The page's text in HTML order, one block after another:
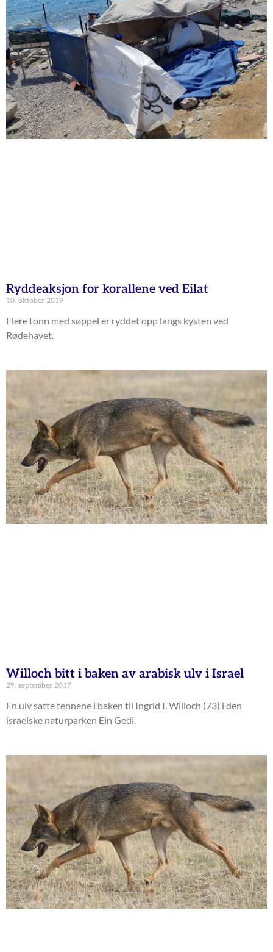
Ryddeaksjon for korallene ved Eilat
10. oktober 2019
Flere tonn med søppel er ryddet opp langs kysten ved
Rødehavet.
Willoch bitt i baken av arabisk ulv i Israel
29. september 2017
En ulv satte tennene i baken til Ingrid I. Willoch (73) i den
israelske naturparken Ein Gedi.